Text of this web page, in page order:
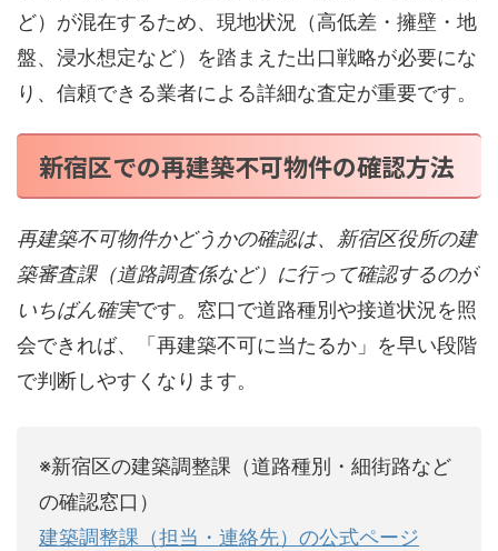
ど）が混在するため、現地状況（高低差・擁壁・地
盤、浸水想定など）を踏まえた出口戦略が必要にな
り、信頼できる業者による詳細な査定が重要です。
新宿区での再建築不可物件の確認方法
再建築不可物件かどうかの確認は、新宿区役所の建
築審査課（道路調査係など）に行って確認するのが
いちばん確実です。窓口で道路種別や接道状況を照
会できれば、「再建築不可に当たるか」を早い段階
で判断しやすくなります。
※新宿区の建築調整課（道路種別・細街路など
の確認窓口）
建築調整課（担当・連絡先）の公式ページ